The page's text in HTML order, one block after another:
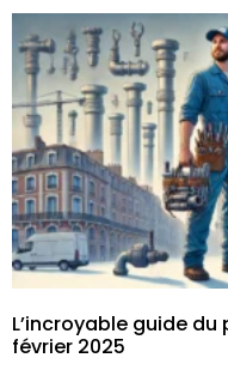
L’incroyable guide
février 2025